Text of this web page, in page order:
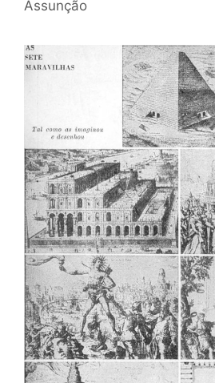
Assunção